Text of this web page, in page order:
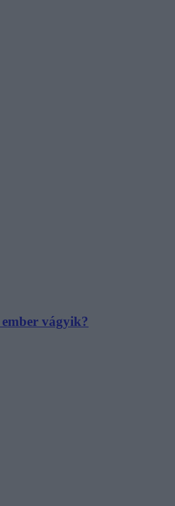
vágyik?